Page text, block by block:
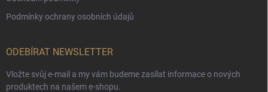
Podmínky ochrany osobních údajů
ODEBÍRAT NEWSLETTER
Vložte svůj e-mail a my vám budeme zasílat informace o nových
produktech na našem e-shopu.